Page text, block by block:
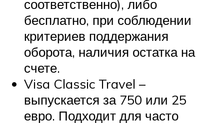
соответственно), либо
бесплатно, при соблюдении
критериев поддержания
оборота, наличия остатка на
счете.
Visa Classic Travel –
выпускается за 750 или 25
евро. Подходит для часто